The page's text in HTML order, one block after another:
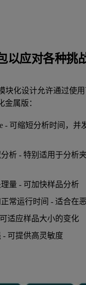
以应对各种挑
块化设计允许通过使
金属版：
- 可缩短分析时间，
析 - 特别适用于分析
量 - 可加快样品分析
常运行时间 - 适合在
适应样品大小的变化
- 可提供高灵敏度